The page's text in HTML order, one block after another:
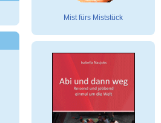
Mist fürs Miststück